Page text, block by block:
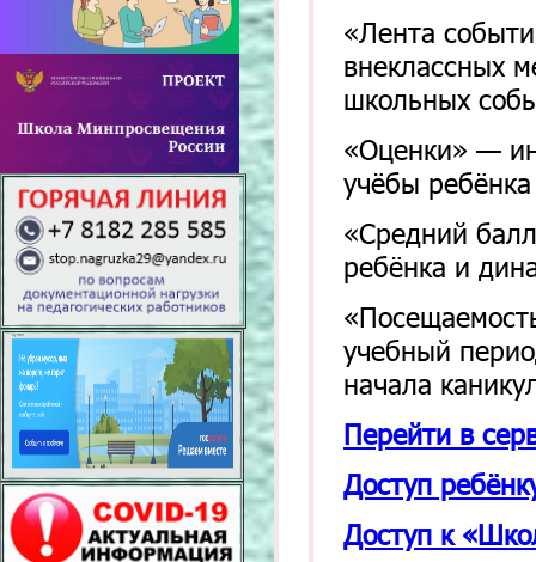
«Лента
внеклассных
школьных
«Оценки» —
учёбы
«Средний
ребёнка и
учебный
начала
Перейти в
Доступ
Доступ к